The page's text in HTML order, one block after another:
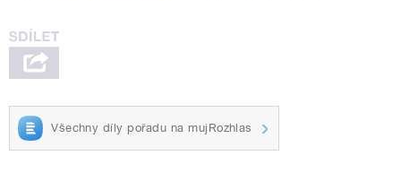
Všechny díly pořadu na mujRozhlas